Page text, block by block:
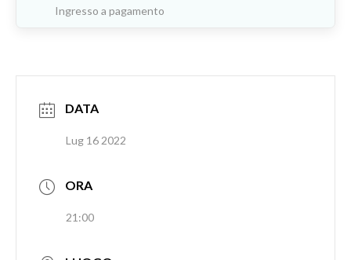
Ingresso a pagamento
DATA
Lug 16 2022
ORA
21:00